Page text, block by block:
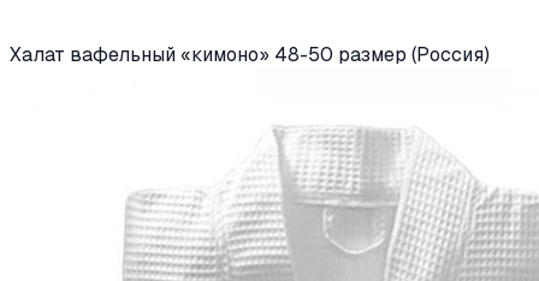
Халат вафельный «кимоно» 48-50 размер (Россия)